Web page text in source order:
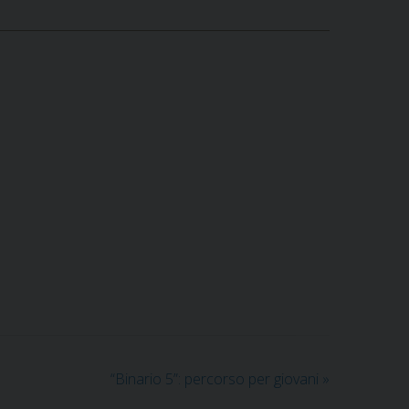
“Binario 5”: percorso per giovani »